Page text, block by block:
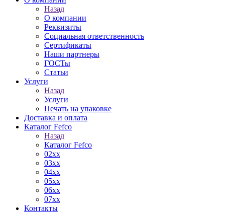
Назад
О компании
Реквизиты
Социальная ответственность
Сертификаты
Наши партнеры
ГОСТы
Статьи
Услуги
Назад
Услуги
Печать на упаковке
Доставка и оплата
Каталог Fefco
Назад
Каталог Fefco
02xx
03xx
04xx
05xx
06xx
07xx
Контакты